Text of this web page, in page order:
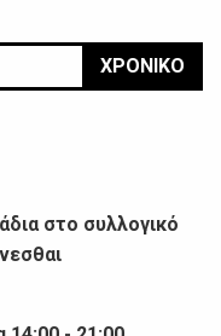
ΧΡΟΝΙΚΟ
στο συλλογικό